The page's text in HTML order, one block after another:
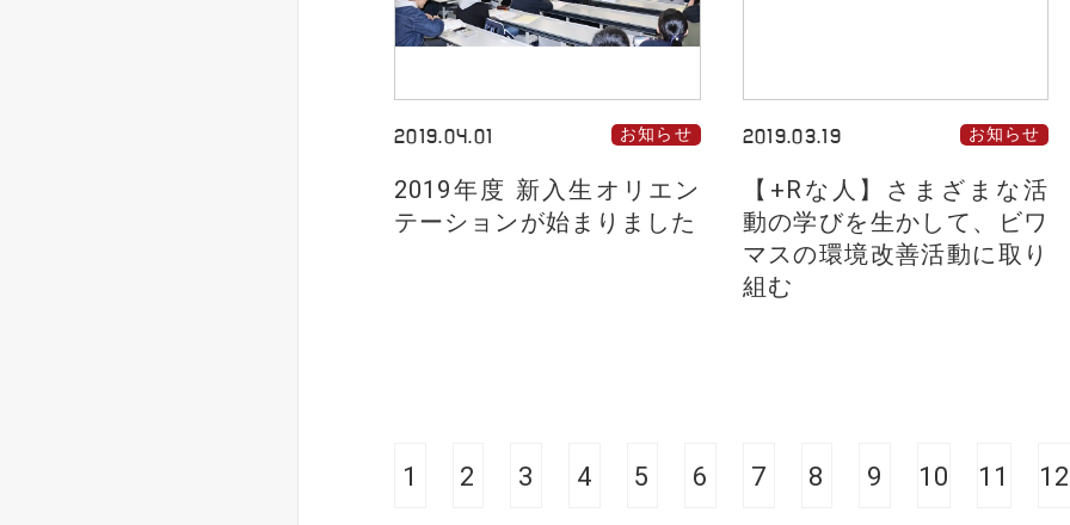
2019.04.01 お知らせ
2019年度 新入生オリエン
テーションが始まりました
2019.03.19 お知らせ
【+Rな人】さまざまな活
動の学びを生かして、ビワ
マスの環境改善活動に取り
組む
1 2 3 4 5 6 7 8 9 10 11 12